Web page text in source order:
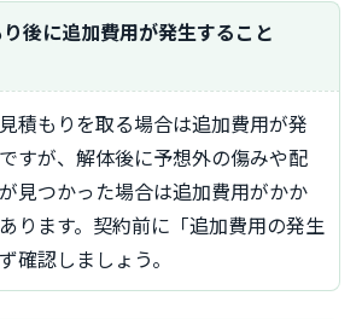
り後に追加費用が発生すること
すが、解体後に予想外の傷みや配
見つかった場合は追加費用がかか
ります。契約前に「追加費用の発生
確認しましょう。